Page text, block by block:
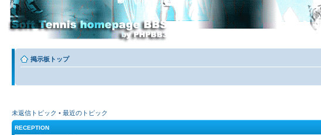
掲示板トップ
未返信トピック • 最近のトピック
RECEPTION